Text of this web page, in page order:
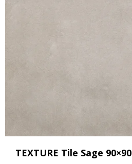
TEXTURE Tile Sage 90×90